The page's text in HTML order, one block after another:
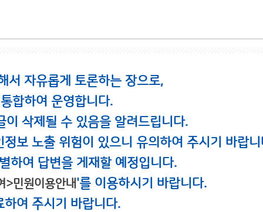
서 자유롭게 토론하는 장으로,
합하여 운영합니다.
삭제될 수 있음을 알려드립니다.
보 노출 위험이 있으니 유의하여 주시기 바랍니
하여 답변을 게재할 예정입니다.
>민원이용안내'를 이용하시기 바랍니다.
여 주시기 바랍니다.